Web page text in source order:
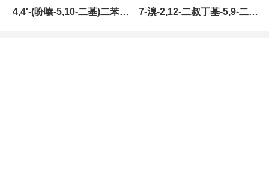
4,4'-(吩嗪-5,10-二基)二苯甲 7-溴-2,12-二叔丁基-5,9-二氧